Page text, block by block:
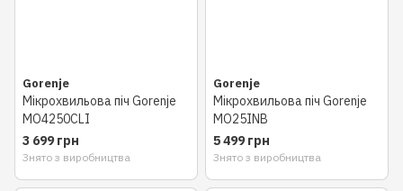
Gorenje
Мікрохвильова піч Gorenje
MO4250CLI
3 699 грн
Знято з виробництва
Gorenje
Мікрохвильова піч Gorenje
MO25INB
5 499 грн
Знято з виробництва